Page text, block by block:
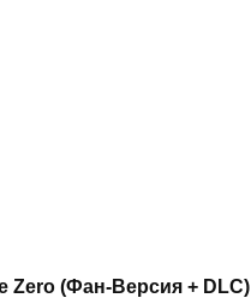
Zero (Фан-Версия + DLC)